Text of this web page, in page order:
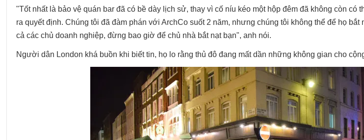
"Tốt nhất là bảo vệ quán bar đã có bề dày lịch sử, thay vì cố níu kéo một hộp đêm đã không còn có
ra quyết định. Chúng tôi đã đàm phán với ArchCo suốt 2 năm, nhưng chúng tôi không thể để họ
cả các chủ doanh nghiệp, đừng bao giờ để chủ nhà bắt nạt bạn", anh nói.
Người dân London khá buồn khi biết tin, họ lo rằng thủ đô đang mất dần những không gian cho